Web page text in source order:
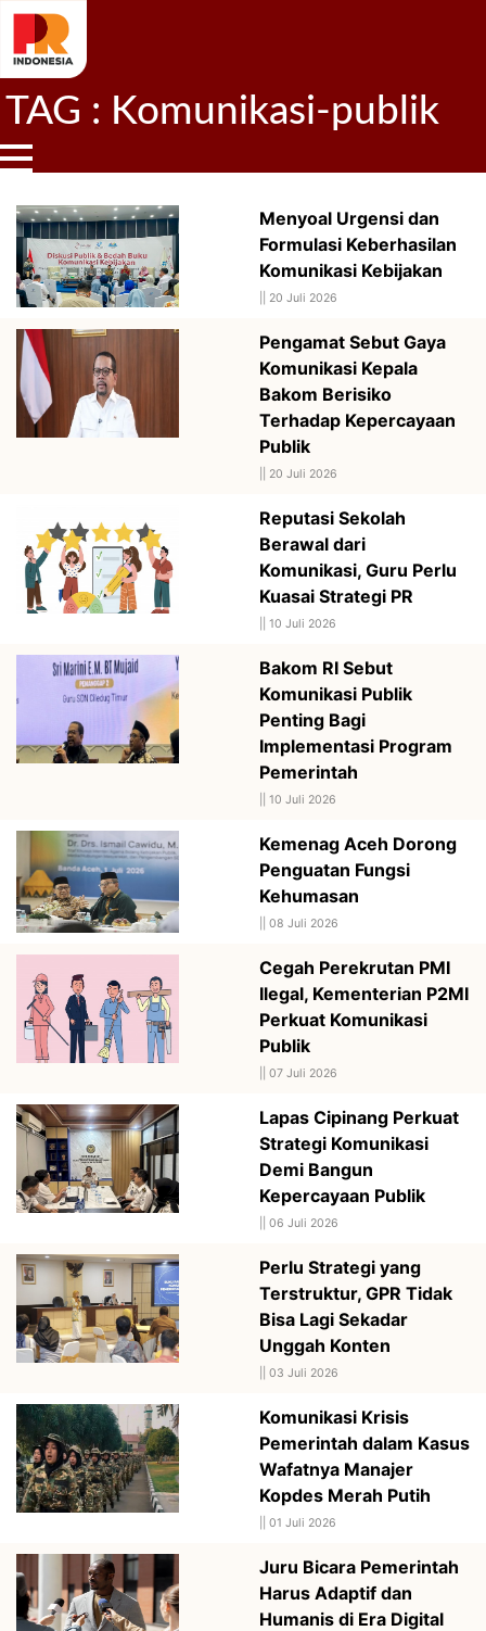
TAG : Komunikasi-publik
Menyoal Urgensi dan
Formulasi Keberhasilan
Komunikasi Kebijakan
20 Juli 2026
Pengamat Sebut Gaya
Komunikasi Kepala
Bakom Berisiko
Terhadap Kepercayaan
Publik
20 Juli 2026
Reputasi Sekolah
Berawal dari
Komunikasi, Guru Perlu
Kuasai Strategi PR
10 Juli 2026
Bakom RI Sebut
Komunikasi Publik
Penting Bagi
Implementasi Program
Pemerintah
10 Juli 2026
Kemenag Aceh Dorong
Penguatan Fungsi
Kehumasan
08 Juli 2026
Cegah Perekrutan PMI
Ilegal, Kementerian P2MI
Perkuat Komunikasi
Publik
07 Juli 2026
Lapas Cipinang Perkuat
Strategi Komunikasi
Demi Bangun
Kepercayaan Publik
06 Juli 2026
Perlu Strategi yang
Terstruktur, GPR Tidak
Bisa Lagi Sekadar
Unggah Konten
03 Juli 2026
Komunikasi Krisis
Pemerintah dalam Kasus
Wafatnya Manajer
Kopdes Merah Putih
01 Juli 2026
Juru Bicara Pemerintah
Harus Adaptif dan
Humanis di Era Digital